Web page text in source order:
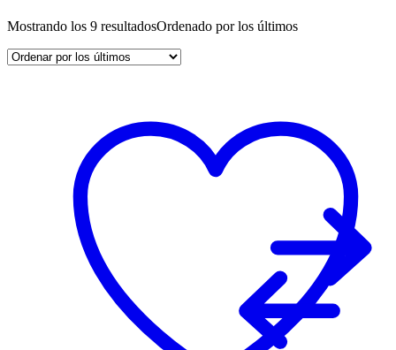
Mostrando los 9 resultadosOrdenado por los últimos